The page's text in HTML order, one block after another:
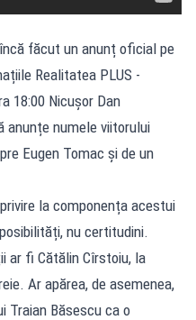
făcut un anunț oficial pe
Realitatea PLUS -
18:00 Nicușor Dan
anunțe numele viitorului
Eugen Tomac și de un
la componența acestui
nu certitudini.
ar fi Cătălin Cîrstoiu, la
Ar apărea, de asemenea,
Traian Băsescu ca o